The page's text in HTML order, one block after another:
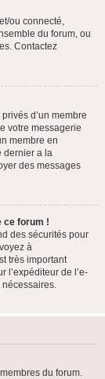
ou connecté,
du forum, ou
Contactez
d’un membre
votre messagerie
membre en
dernier a la
des messages
ce forum !
des sécurités pour
à
très important
l’expéditeur de l’e-
nécessaires.
du forum.